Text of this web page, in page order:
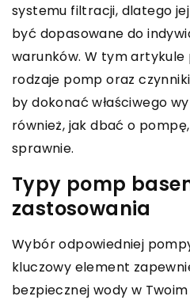
systemu filtracji, dlatego
być dopasowane do
warunków. W tym
rodzaje pomp oraz
by dokonać właściwego
również, jak dbać o pompę,
sprawnie.
Typy pomp
zastosowania
Wybór odpowiedniej
kluczowy element
bezpiecznej wody w